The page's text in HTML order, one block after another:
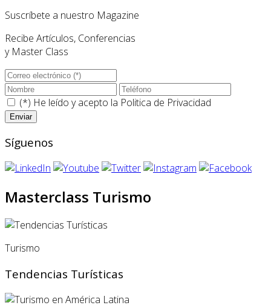
Suscríbete a nuestro Magazine
Recibe Artículos, Conferencias
y Master Class
(*) He leído y acepto la Politica de Privacidad
Síguenos
Masterclass Turismo
Turismo
Tendencias Turísticas